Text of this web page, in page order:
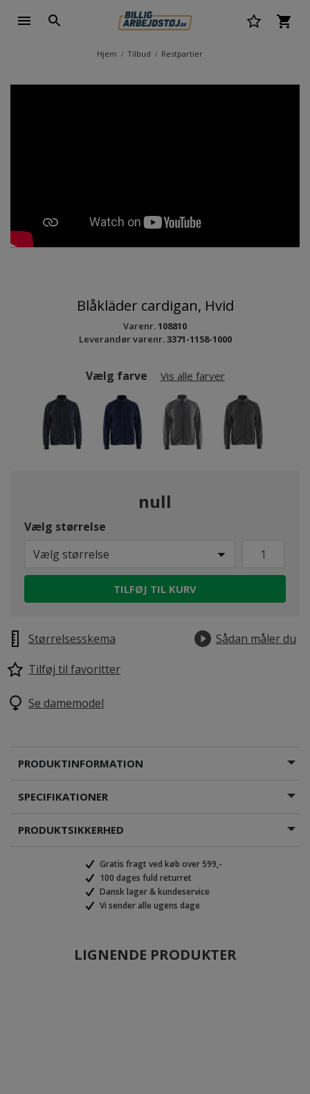
Hjem Tilbud Restpartier
Blåkläder cardigan, Hvid
Varenr.108810
Leverandør varenr.3371-1158-1000
Vælg farve Vis alle farver
null
Vælg størrelse
Vælg størrelse
TILFØJ TIL KURV
Størrelsesskema
Sådan måler du
Tilføj til favoritter
Se damemodel
PRODUKTINFORMATION
SPECIFIKATIONER
PRODUKTSIKKERHED
Gratis fragt ved køb over 599,-
100 dages fuld returret
Dansk lager & kundeservice
Vi sender alle ugens dage
LIGNENDE PRODUKTER